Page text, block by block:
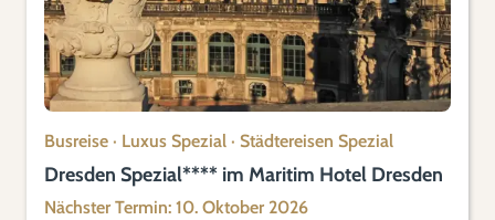
Busreise · Luxus Spezial · Städtereisen Spezial
Dresden Spezial**** im Maritim Hotel Dresden
Nächster Termin: 10. Oktober 2026